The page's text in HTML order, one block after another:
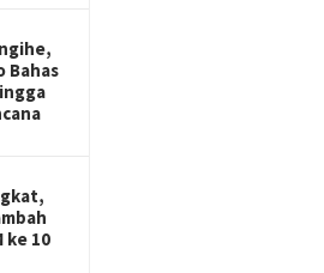
Bahas
ke 10